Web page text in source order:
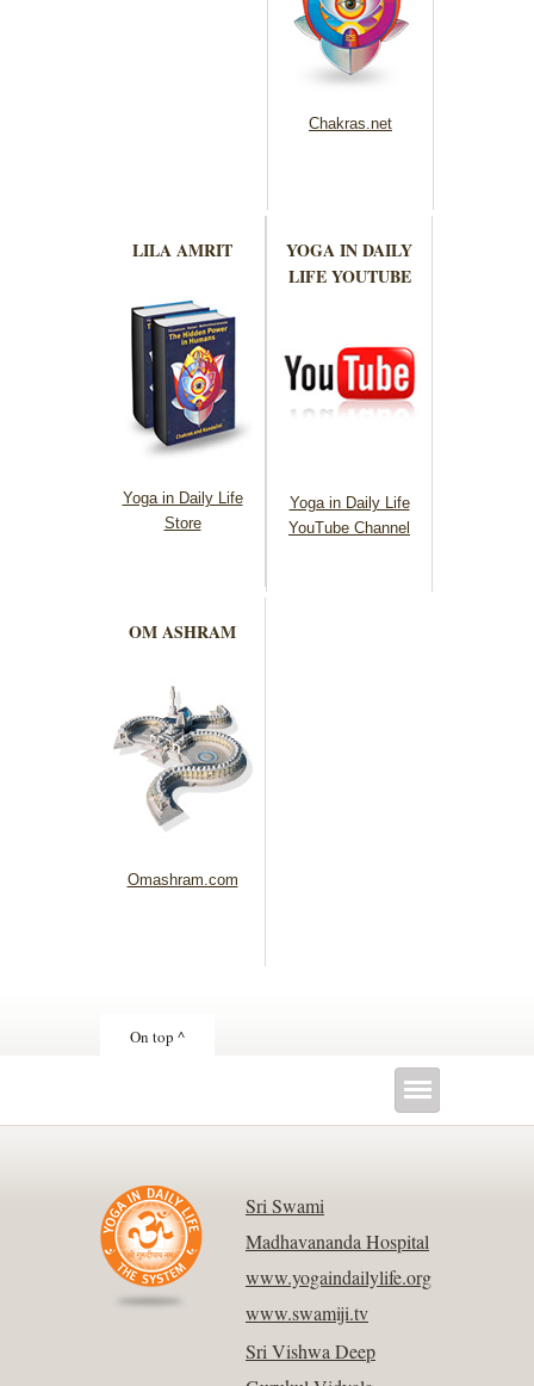
Chakras.net
LILA AMRIT
Yoga in Daily Life
Store
YOGA IN DAILY
LIFE YOUTUBE
Yoga in Daily Life
YouTube Channel
OM ASHRAM
Omashram.com
On top ^
Sri Swami
Madhavananda Hospital
www.yogaindailylife.org
www.swamiji.tv
Sri Vishwa Deep